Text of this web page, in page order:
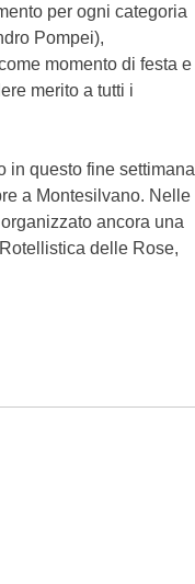
per ogni categoria
Pompei),
momento di festa e
merito a tutti i
in questo fine settimana
a Montesilvano. Nelle
ancora una
delle Rose,